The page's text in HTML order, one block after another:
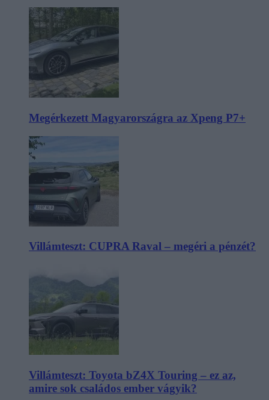
Megérkezett Magyarországra az Xpeng P7+
Villámteszt: CUPRA Raval – megéri a pénzét?
Villámteszt: Toyota bZ4X Touring – ez az,
amire sok családos ember vágyik?